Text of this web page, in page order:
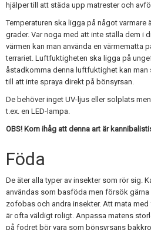
hjälper till att städa upp matrester och
Temperaturen ska ligga på något varmare
grader. Var noga med att inte ställa dem i
värmen kan man använda en värmematta
terrariet. Luftfuktigheten ska ligga på
åstadkomma denna luftfuktighet kan man
till att inte spraya direkt på bönsyrsan.
De behöver inget UV-ljus eller solplats
t.ex. en LED-lampa.
OBS! Kom ihåg att denna art är
Föda
De äter alla typer av insekter som rör sig.
användas som basföda men försök gärna
zofobas och andra insekter. Att mata
är ofta väldigt roligt. Anpassa matens
på fodret bör vara som bönsyrsans